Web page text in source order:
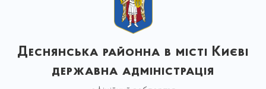
Деснянська районна в місті Києві
державна адміністрація